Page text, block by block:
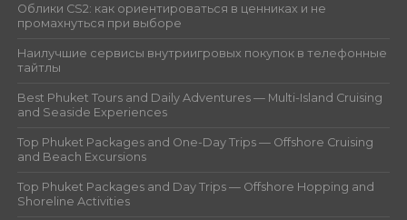
Облики CS2: как ориентироваться в ценниках и не
промахнуться при выборе
Наилучшие сервисы внутриигровых покупок в телефонные
тайтлы
Best Phuket Tours and Daily Adventures — Multi-Island Cruising
and Seaside Experiences
Top Phuket Packages and One-Day Trips — Offshore Cruising
and Beach Excursions
Top Phuket Packages and Day Trips — Offshore Hopping and
Shoreline Activities